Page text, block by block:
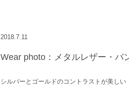
2018.7.11
Wear photo：メタルレザー・バ
シルバーとゴールドのコントラストが美しい